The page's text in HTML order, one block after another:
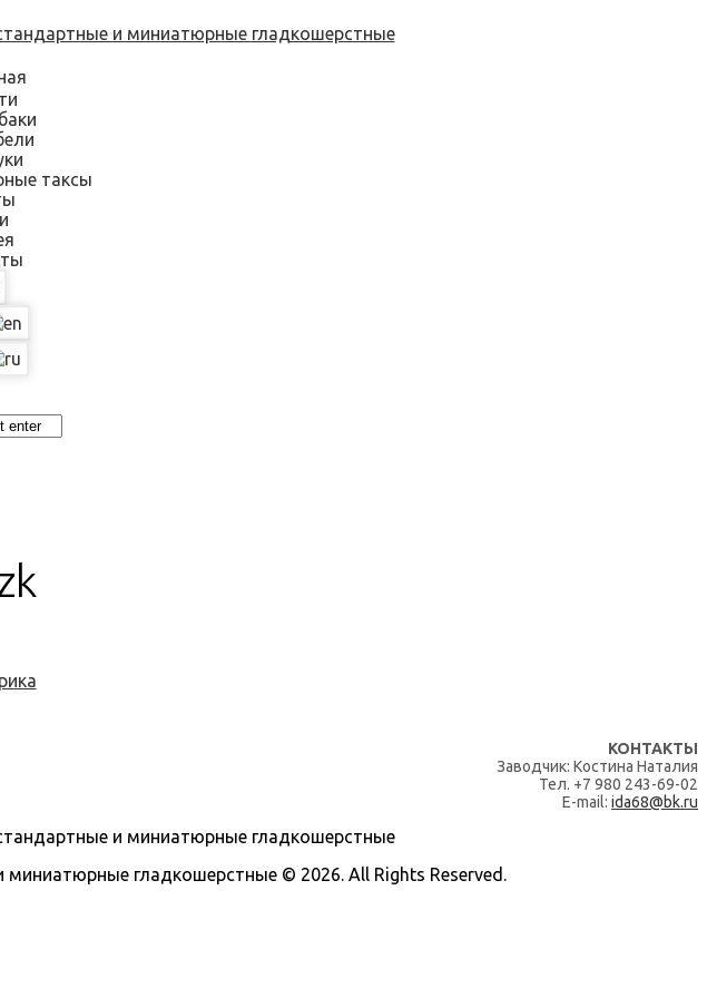
таксы
КОНТАКТЫ
Заводчик: Костина Наталия
Тел. +7 980 243-69-02
E-mail: ida68@bk.ru
гладкошерстные © 2026. All Rights Reserved.